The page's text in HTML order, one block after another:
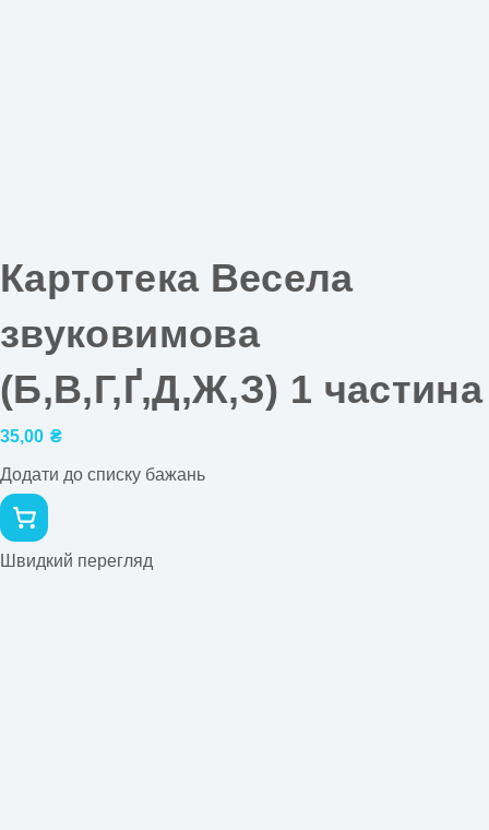
Картотека Весела
звуковимова
(Б,В,Г,Ґ,Д,Ж,З) 1 частина
35,00 ₴
Додати до списку бажань
Швидкий перегляд